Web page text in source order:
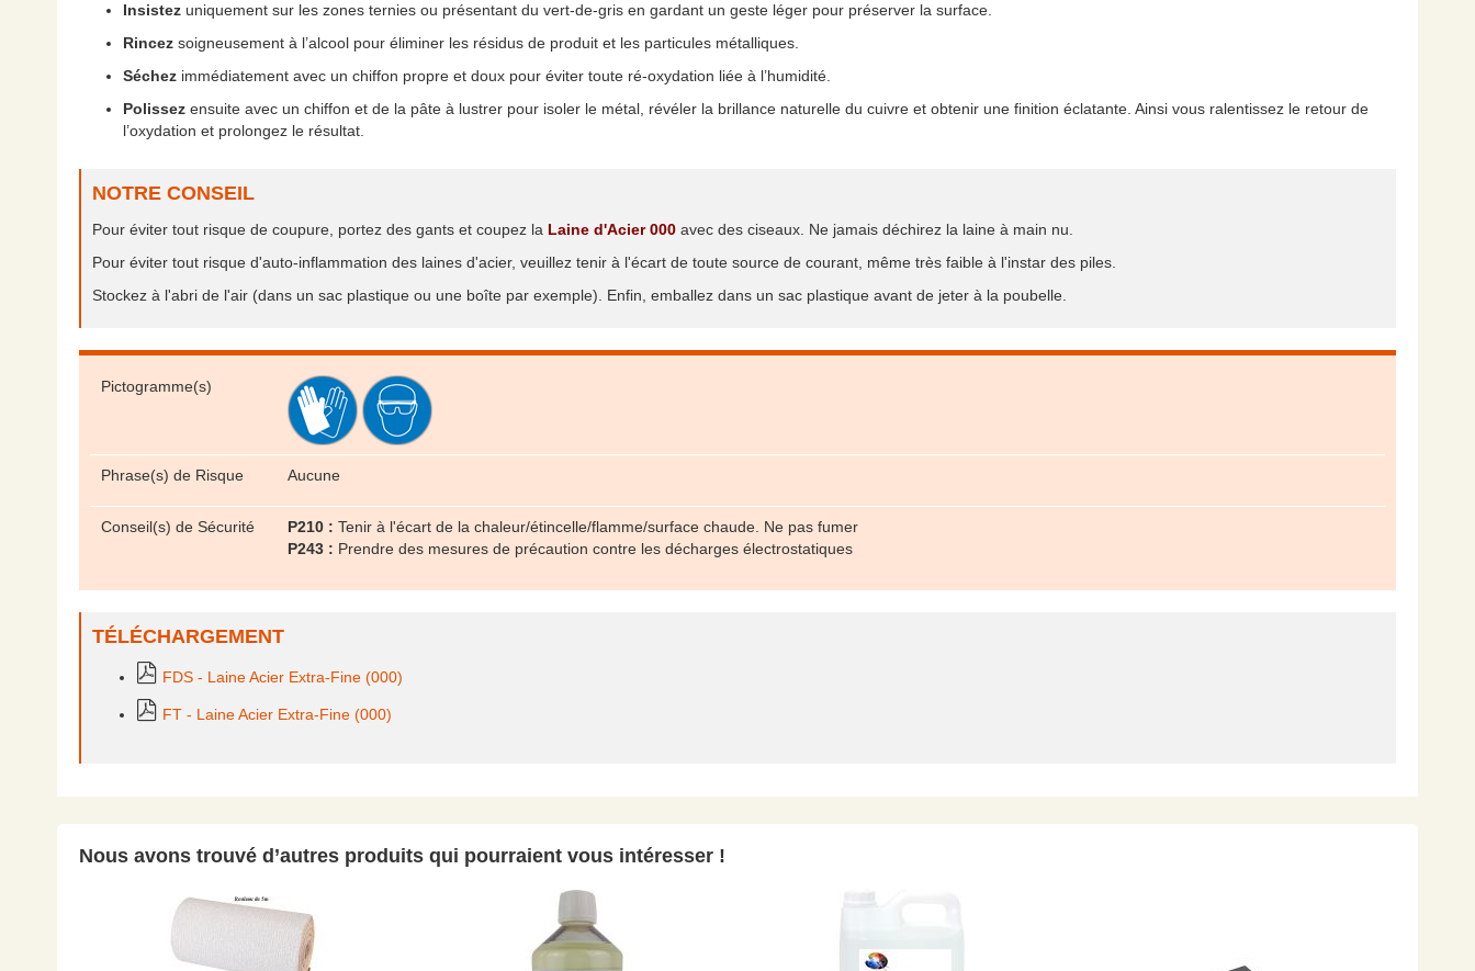
Insistez uniquement sur les zones ternies ou présentant du vert-de-gris en gardant un geste léger pour préserver la surface.
Rincez soigneusement à l’alcool pour éliminer les résidus de produit et les particules métalliques.
Séchez immédiatement avec un chiffon propre et doux pour éviter toute ré-oxydation liée à l’humidité.
Polissez ensuite avec un chiffon et de la pâte à lustrer pour isoler le métal, révéler la brillance naturelle du cuivre et obtenir une finition éclatante. Ainsi vous ralentissez le retour de
l’oxydation et prolongez le résultat.
NOTRE CONSEIL
Pour éviter tout risque de coupure, portez des gants et coupez la Laine d'Acier 000 avec des ciseaux. Ne jamais déchirez la laine à main nu.
Pour éviter tout risque d'auto-inflammation des laines d'acier, veuillez tenir à l'écart de toute source de courant, même très faible à l'instar des piles.
Stockez à l'abri de l'air (dans un sac plastique ou une boîte par exemple). Enfin, emballez dans un sac plastique avant de jeter à la poubelle.
Pictogramme(s)
Phrase(s) de Risque Aucune
Conseil(s) de Sécurité P210 : Tenir à l'écart de la chaleur/étincelle/flamme/surface chaude. Ne pas fumer
P243 : Prendre des mesures de précaution contre les décharges électrostatiques
TÉLÉCHARGEMENT
FDS - Laine Acier Extra-Fine (000)
FT - Laine Acier Extra-Fine (000)
Nous avons trouvé d’autres produits qui pourraient vous intéresser !